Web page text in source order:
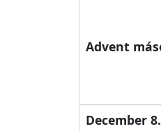
Advent
December